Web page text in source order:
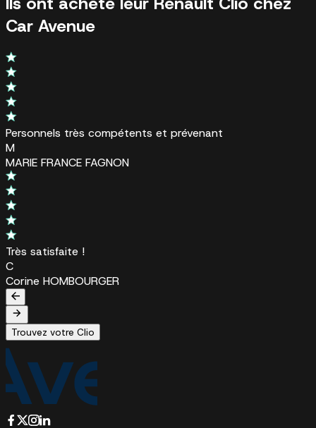
Car Avenue
Personnels très compétents et prévenant
M
MARIE FRANCE FAGNON
Très satisfaite !
C
Corine HOMBOURGER
Trouvez votre Clio